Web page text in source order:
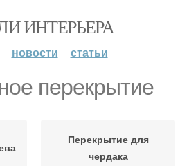
ИНТЕРЬЕРА
новости статьи
перекрытие
Перекрытие для
чердака